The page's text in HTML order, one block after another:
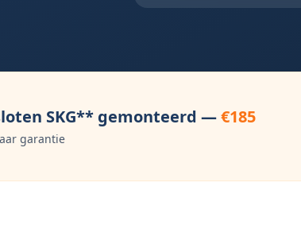
SKG** gemonteerd —€185
garantie